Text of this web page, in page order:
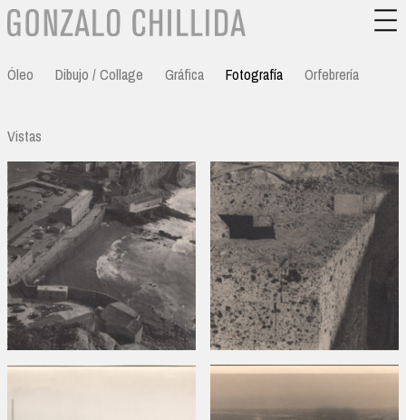
Óleo Dibujo / Collage Gráfica Fotografía Orfebrería
Vistas